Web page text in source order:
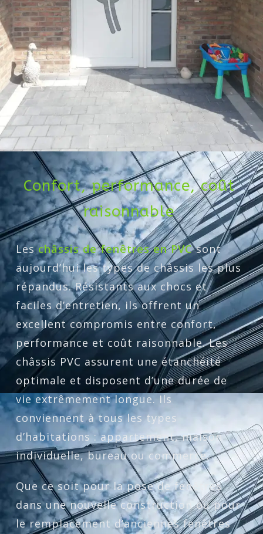
Confort, performance, coût
raisonnable
Leschâssis de fenêtres en PVCsont
aujourd’hui les types de châssis les plus
répandus. Résistants aux chocs et
faciles d’entretien, ils offrent un
excellent compromis entre confort,
performance et coût raisonnable. Les
châssis PVC assurent une étanchéité
optimale et disposent d’une durée de
vie extrêmement longue. Ils
conviennent à tous les types
d’habitations : appartement, maison
individuelle, bureau ou commerce.
Que ce soit pour la pose de fenêtres
dans une nouvelle construction ou pour
le remplacement d’anciennes fenêtres